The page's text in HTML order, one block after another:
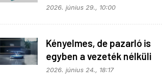
2026. június 29., 10:00
Kényelmes, de pazarló is
egyben a vezeték nélküli
töltés
2026. június 24., 18:17